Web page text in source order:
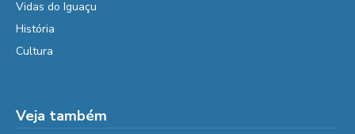
Vidas do Iguaçu
História
Cultura
Veja também